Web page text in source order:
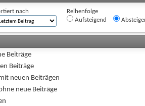
nach
Reihenfolge
Aufsteigend
Beiträge
Beiträge
neuen Beiträgen
neue Beiträge